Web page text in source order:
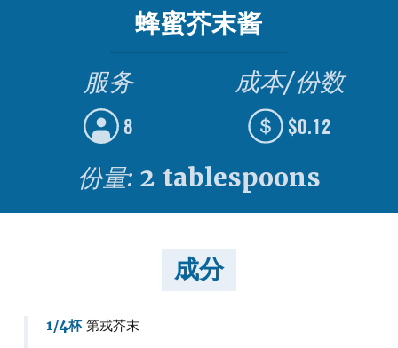
蜂蜜芥末酱
服务
8
成本/份数
$0.12
份量: 2 tablespoons
成分
1/4杯第戎芥末